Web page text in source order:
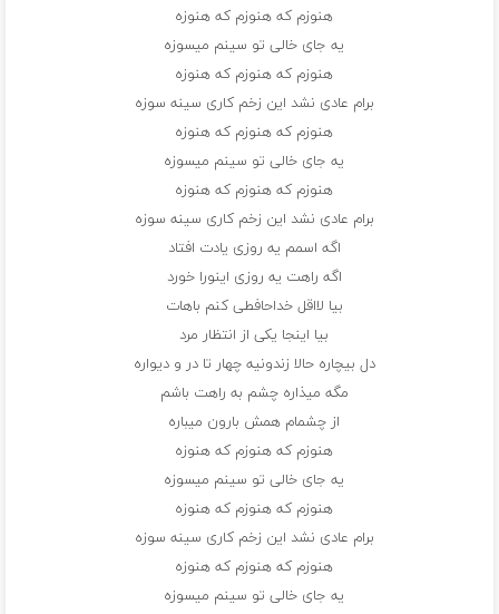
هنوزم که هنوزم که هنوزه
یه جای خالی تو سینم میسوزه
هنوزم که هنوزم که هنوزه
برام عادی نشد این زخم کاری سینه سوزه
هنوزم که هنوزم که هنوزه
یه جای خالی تو سینم میسوزه
هنوزم که هنوزم که هنوزه
برام عادی نشد این زخم کاری سینه سوزه
اگه اسمم یه روزی یادت افتاد
اگه راهت یه روزی اینورا خورد
بیا لااقل خداحافطی کنم باهات
بیا اینجا یکی از انتظار مرد
دل بیچاره حالا زندونیه چهار تا در و دیواره
مگه میذاره چشم به راهت باشم
از چشمام همش بارون میباره
هنوزم که هنوزم که هنوزه
یه جای خالی تو سینم میسوزه
هنوزم که هنوزم که هنوزه
برام عادی نشد این زخم کاری سینه سوزه
هنوزم که هنوزم که هنوزه
یه جای خالی تو سینم میسوزه